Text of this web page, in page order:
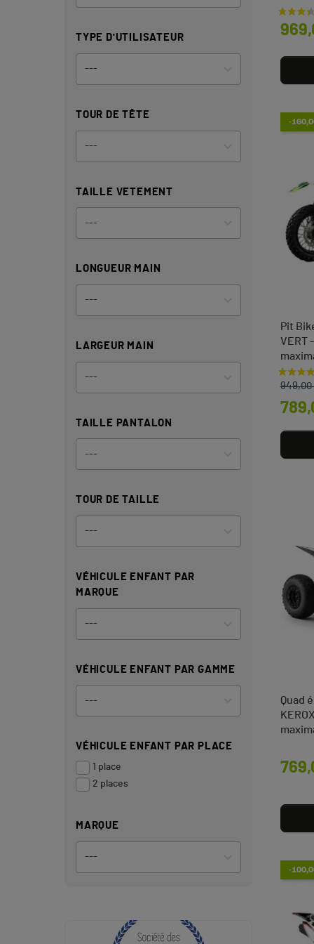
TYPE D'UTILISATEUR
TOUR DE TÊTE
TAILLE VETEMENT
LONGUEUR MAIN
LARGEUR MAIN
TAILLE PANTALON
TOUR DE TAILLE
VÉHICULE ENFANT PAR
MARQUE
VÉHICULE ENFANT PAR GAMME
VÉHICULE ENFANT PAR PLACE
1 place
2 places
MARQUE
Prix
-
Pit
VERT
Prix
949,00
Prix
Quad
Prix
-